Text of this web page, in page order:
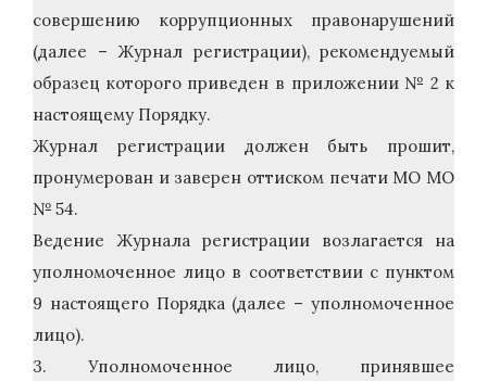
совершению коррупционных правонарушений
(далее – Журнал регистрации), рекомендуемый
образец которого приведен в приложении № 2 к
настоящему Порядку.
Журнал регистрации должен быть прошит,
пронумерован и заверен оттиском печати МО МО
№ 54.
Ведение Журнала регистрации возлагается на
уполномоченное лицо в соответствии с пунктом
9 настоящего Порядка (далее – уполномоченное
лицо).
3. Уполномоченное лицо, принявшее